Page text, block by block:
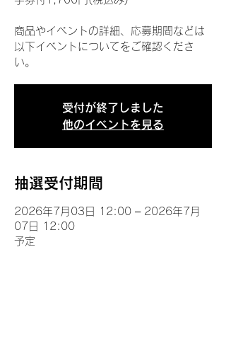
商品やイベントの詳細、応募期間などは
以下イベントについてをご確認くださ
い。
受付が終了しました
他のイベントを見る
抽選受付期間
2026年7月03日 12:00 – 2026年7月
07日 12:00
予定